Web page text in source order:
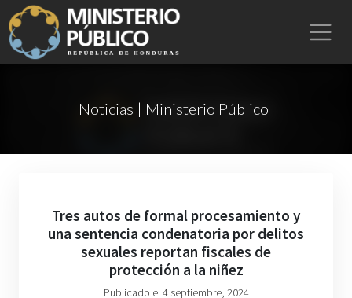
Noticias | Ministerio Público
Tres autos de formal procesamiento y
una sentencia condenatoria por delitos
sexuales reportan fiscales de
protección a la niñez
Publicado el 4 septiembre, 2024